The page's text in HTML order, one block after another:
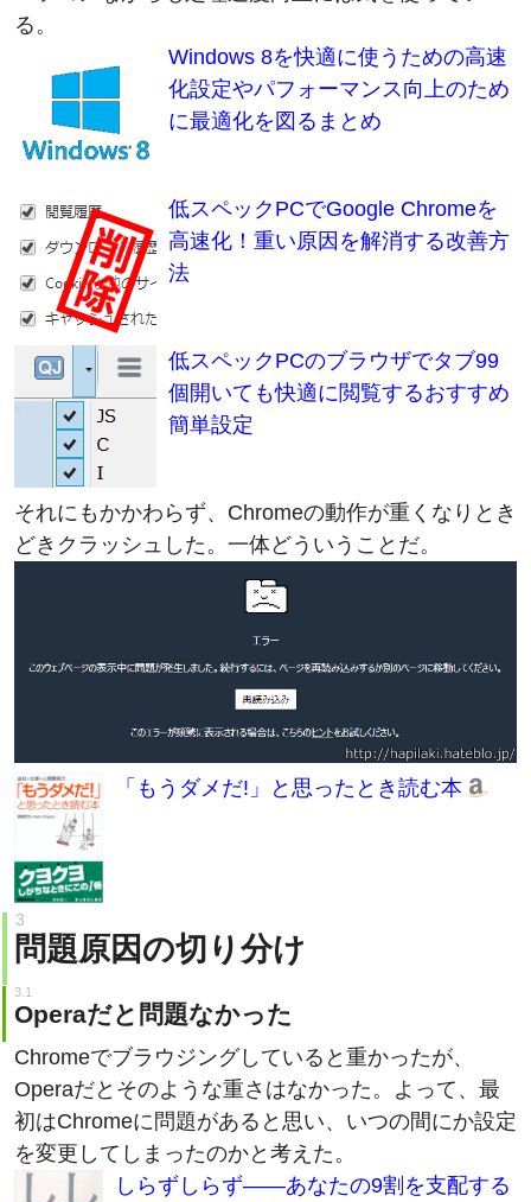
化設定やパフォーマンス向上のため
に最適化を図るまとめ
高速化！重い原因を解消する改善方
法
個開いても快適に閲覧するおすすめ
簡単設定
それにもかかわらず、Chromeの動作が重くなりとき
どきクラッシュした。一体どういうことだ。
「もうダメだ!」と思ったとき読む本
問題原因の切り分け
Chromeでブラウジングしていると重かったが、
Operaだとそのような重さはなかった。よって、最
初はChromeに問題があると思い、いつの間にか設定
を変更してしまったのかと考えた。
しらずしらず――あなたの9割を支配する
「無意識」を科学する